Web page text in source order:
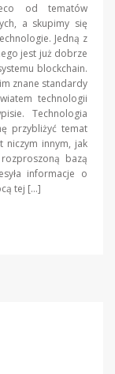
od tematów
a skupimy się
Jedną z
jest już dobrze
blockchain.
znane standardy
technologii
Technologia
przybliżyć temat
niczym innym, jak
bazą
informacje o
tej […]